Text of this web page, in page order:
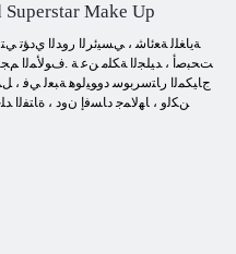
Make Up
ﺖﺤﺒﺻﺃ ، ﺪﻴﻠﺠﻟﺍ ﺔﻜﻠﻣ ﻦﻋ ﺔ .ﻑﻮﻟﺄﻤﻟﺍ
ﺝﺎﻴﻜﻤﻟﺍ ﺭﺎﺘﺳﺮﺑﻮﺳ ﺩﻭﻮﻴﻟﻮﻫ ﺔﺒﻌﻟ ﻲﻓ ،
ﻦﻜﻟﻭ ، ﺎﻬﻟﺎﻤﺟ ﺩﺎﺴﻓﺇ ﻥﻭﺩ ،